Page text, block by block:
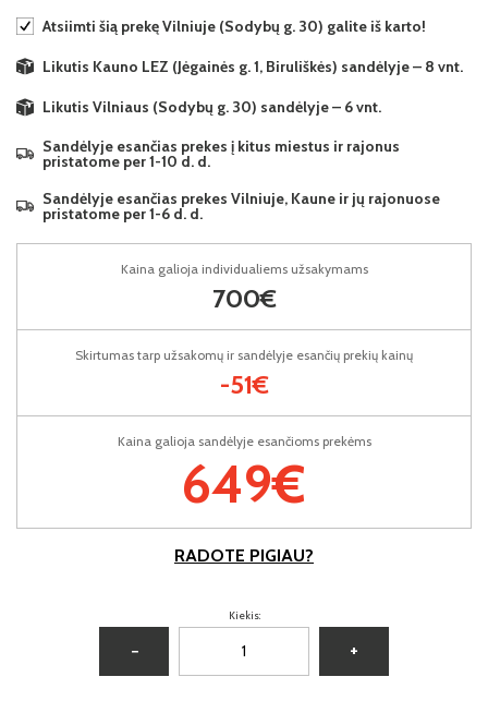
Atsiimti šią prekę Vilniuje (Sodybų g. 30) galite iš karto!
Likutis Kauno LEZ (Jėgainės g. 1, Biruliškės) sandėlyje – 8 vnt.
Likutis Vilniaus (Sodybų g. 30) sandėlyje – 6 vnt.
Sandėlyje esančias prekes į kitus miestus ir rajonus
pristatome per 1-10 d. d.
Sandėlyje esančias prekes Vilniuje, Kaune ir jų rajonuose
pristatome per 1-6 d. d.
Kaina galioja sandėlyje esančioms prekėms
649€
Kaina galioja individualiems užsakymams
700€
Skirtumas tarp užsakomų ir sandėlyje esančių prekių kainų
-51€
RADOTE PIGIAU?
Kiekis:
− +